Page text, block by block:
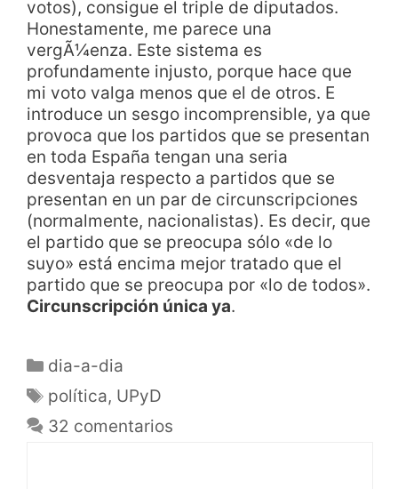
votos), consigue el triple de diputados.
Honestamente, me parece una
vergÃ¼enza. Este sistema es
profundamente injusto, porque hace que
mi voto valga menos que el de otros. E
introduce un sesgo incomprensible, ya que
provoca que los partidos que se presentan
en toda España tengan una seria
desventaja respecto a partidos que se
presentan en un par de circunscripciones
(normalmente, nacionalistas). Es decir, que
el partido que se preocupa sólo «de lo
suyo» está encima mejor tratado que el
partido que se preocupa por «lo de todos».
Circunscripción única ya.
dia-a-dia
política, UPyD
32 comentarios